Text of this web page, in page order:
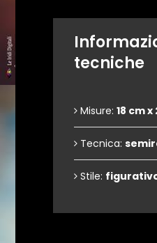
tecniche
Misure: 18 cm x
Tecnica:
Stile: